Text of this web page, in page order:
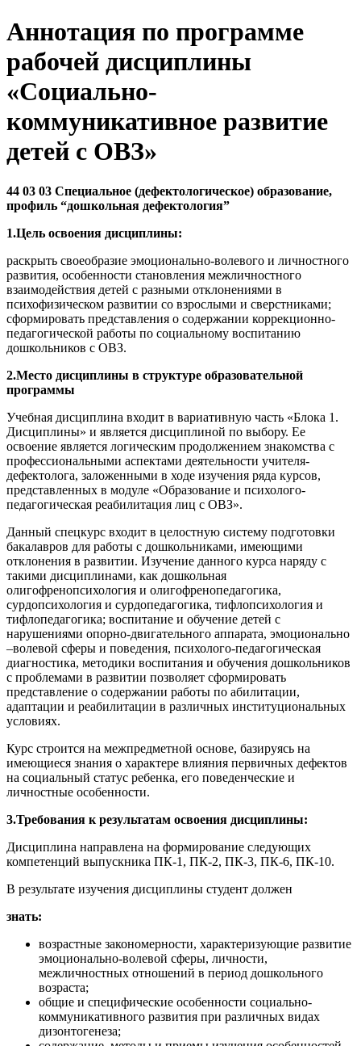
Аннотация по программе
рабочей дисциплины
«Социально-
коммуникативное развитие
детей с ОВЗ»
44 03 03 Специальное (дефектологическое) образование,
профиль “дошкольная дефектология”
1.Цель освоения дисциплины:
раскрыть своеобразие эмоционально-волевого и личностного
развития, особенности становления межличностного
взаимодействия детей с разными отклонениями в
психофизическом развитии со взрослыми и сверстниками;
сформировать представления о содержании коррекционно-
педагогической работы по социальному воспитанию
дошкольников с ОВЗ.
2.Место дисциплины в структуре образовательной
программы
Учебная дисциплина входит в вариативную часть «Блока 1.
Дисциплины» и является дисциплиной по выбору. Ее
освоение является логическим продолжением знакомства с
профессиональными аспектами деятельности учителя-
дефектолога, заложенными в ходе изучения ряда курсов,
представленных в модуле «Образование и психолого-
педагогическая реабилитация лиц с ОВЗ».
Данный спецкурс входит в целостную систему подготовки
бакалавров для работы с дошкольниками, имеющими
отклонения в развитии. Изучение данного курса наряду с
такими дисциплинами, как дошкольная
олигофренопсихология и олигофренопедагогика,
сурдопсихология и сурдопедагогика, тифлопсихология и
тифлопедагогика; воспитание и обучение детей с
нарушениями опорно-двигательного аппарата, эмоционально
–волевой сферы и поведения, психолого-педагогическая
диагностика, методики воспитания и обучения дошкольников
с проблемами в развитии позволяет сформировать
представление о содержании работы по абилитации,
адаптации и реабилитации в различных институциональных
условиях.
Курс строится на межпредметной основе, базируясь на
имеющиеся знания о характере влияния первичных дефектов
на социальный статус ребенка, его поведенческие и
личностные особенности.
3.Требования к результатам освоения дисциплины:
Дисциплина направлена на формирование следующих
компетенций выпускника ПК-1, ПК-2, ПК-3, ПК-6, ПК-10.
В результате изучения дисциплины студент должен
знать:
возрастные закономерности, характеризующие развитие
эмоционально-волевой сферы, личности,
межличностных отношений в период дошкольного
возраста;
общие и специфические особенности социально-
коммуникативного развития при различных видах
дизонтогенеза;